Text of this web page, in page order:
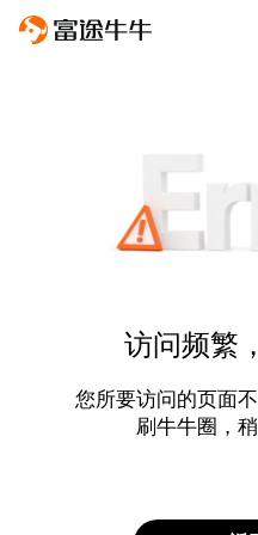
访问频繁
您所要访问的页面
刷牛牛圈，